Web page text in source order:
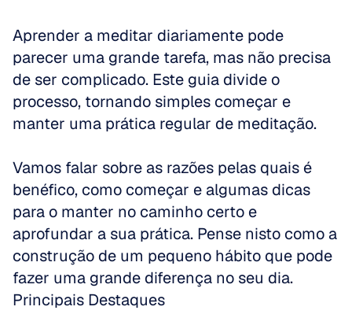
Aprender a meditar diariamente pode
parecer uma grande tarefa, mas não precisa
de ser complicado. Este guia divide o
processo, tornando simples começar e
manter uma prática regular de meditação.
Vamos falar sobre as razões pelas quais é
benéfico, como começar e algumas dicas
para o manter no caminho certo e
aprofundar a sua prática. Pense nisto como a
construção de um pequeno hábito que pode
fazer uma grande diferença no seu dia.
Principais Destaques